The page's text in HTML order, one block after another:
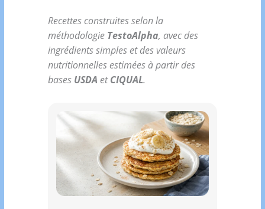
Recettes construites selon la
méthodologie TestoAlpha, avec des
ingrédients simples et des valeurs
nutritionnelles estimées à partir des
bases USDAetCIQUAL.